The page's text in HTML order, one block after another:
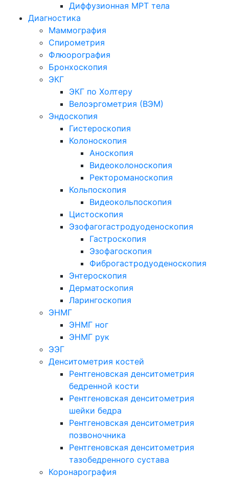
Диффузионная МРТ тела
Диагностика
Маммография
Спирометрия
Флюорография
Бронхоскопия
ЭКГ
ЭКГ по Холтеру
Велоэргометрия (ВЭМ)
Эндоскопия
Гистероскопия
Колоноскопия
Аноскопия
Видеоколоноскопия
Ректороманоскопия
Кольпоскопия
Видеокольпоскопия
Цистоскопия
Эзофагогастродуоденоскопия
Гастроскопия
Эзофагоскопия
Фиброгастродуоденоскопия
Энтероскопия
Дерматоскопия
Ларингоскопия
ЭНМГ
ЭНМГ ног
ЭНМГ рук
ЭЭГ
Денситометрия костей
Рентгеновская денситометрия
бедренной кости
Рентгеновская денситометрия
шейки бедра
Рентгеновская денситометрия
позвоночника
Рентгеновская денситометрия
тазобедренного сустава
Коронарография